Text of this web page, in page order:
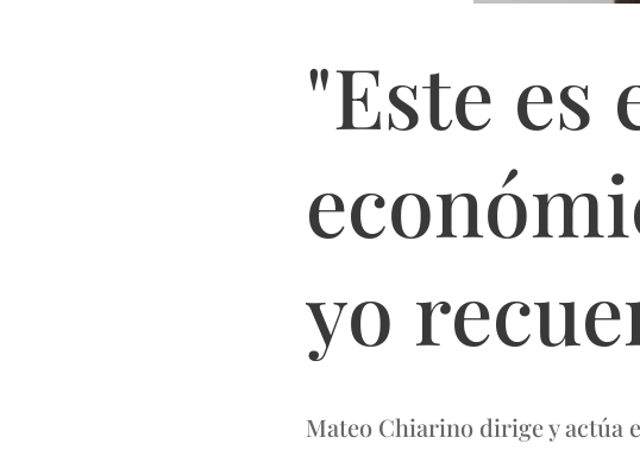
"Este
yo
Mateo Chiarino dirige y actúa